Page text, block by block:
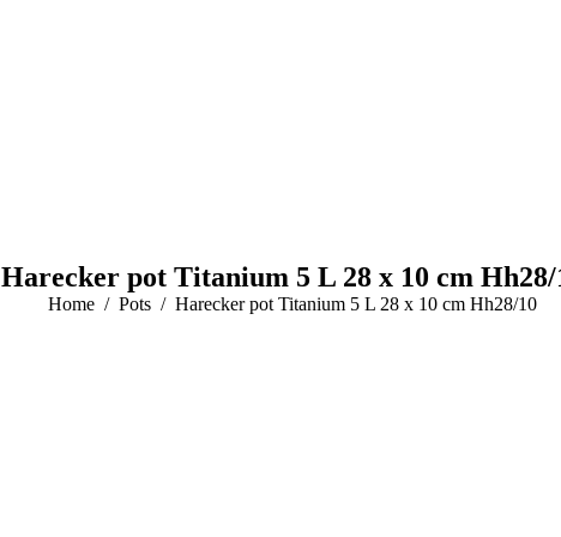
Harecker pot Titanium 5 L 28 x 10 cm Hh28/
You are here:
Home Pots Harecker pot Titanium 5 L 28 x 10 cm Hh28/10